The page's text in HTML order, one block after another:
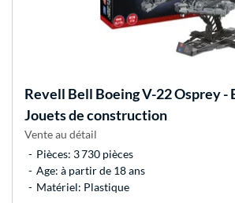
Revell Bell Boeing V-22 Osprey -
Jouets de construction
Vente au détail
Pièces: 3 730 pièces
Age: à partir de 18 ans
Matériel: Plastique